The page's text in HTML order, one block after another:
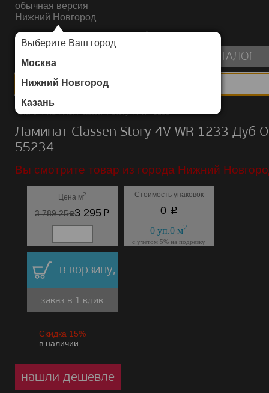
обычная версия
Нижний Новгород
Выберите Ваш город
Москва
Нижний Новгород
Казань
ИНТЕРНЕТ-МАГАЗИН НАПОЛЬНЫХ ПОКРЫТИЙ
КАТАЛОГ
Каталог/Ламинат/Classen/Story 4V WR 1233
Ламинат Classen Story 4V WR 1233 Дуб
55234
Вы смотрите товар из города Нижний
Цена м2
3 789.25p3 295p
Стоимость упаковок
0 p
0 уп.0 м2
с учётом 5% на подрезку
в корзину,
заказ в 1 клик
Скидка 15%
в наличии
нашли дешевле